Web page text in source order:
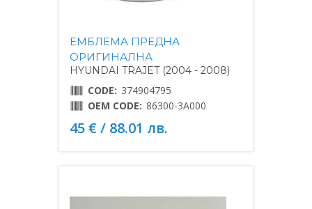
ЕМБЛЕМА ПРЕДНА
ОРИГИНАЛНА
HYUNDAI TRAJET (2004 - 2008)
CODE: 374904795
OEM CODE: 86300-3A000
45 € / 88.01 лв.